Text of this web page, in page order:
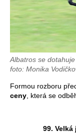
Albatros se
foto: Monika
Formou rozboru
ceny , která se
99.